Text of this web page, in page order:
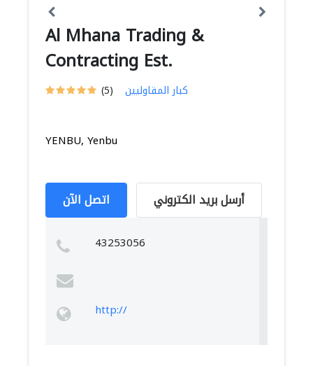
Al Mhana Trading &
Contracting Est.
(5) كبار المقاوليين
YENBU, Yenbu
اتصل الآن أرسل بريد الكتروني
43253056
http://